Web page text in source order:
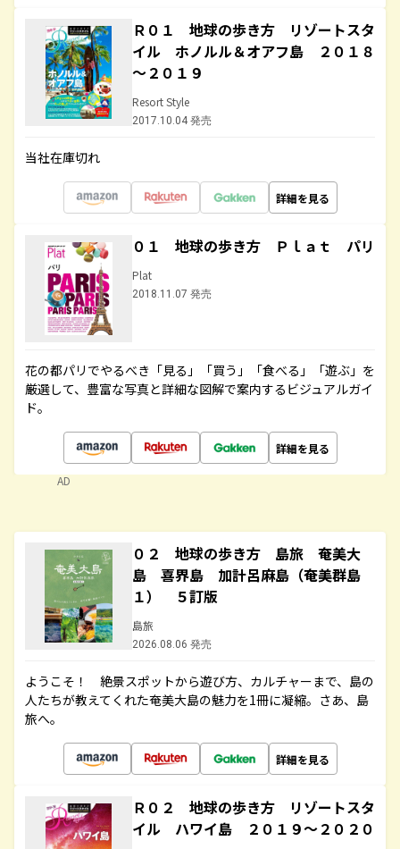
Ｒ０１ 地球の歩き方 リゾートスタ
イル ホノルル＆オアフ島 ２０１８
～２０１９
Resort Style
2017.10.04 発売
当社在庫切れ
詳細を見る
０１ 地球の歩き方 Ｐｌａｔ パリ
Plat
2018.11.07 発売
花の都パリでやるべき「見る」「買う」「食べる」「遊ぶ」を
厳選して、豊富な写真と詳細な図解で案内するビジュアルガイ
ド。
詳細を見る
AD
０２ 地球の歩き方 島旅 奄美大
島 喜界島 加計呂麻島（奄美群島
１） ５訂版
島旅
2026.08.06 発売
ようこそ！ 絶景スポットから遊び方、カルチャーまで、島の
人たちが教えてくれた奄美大島の魅力を1冊に凝縮。さあ、島
旅へ。
詳細を見る
Ｒ０２ 地球の歩き方 リゾートスタ
イル ハワイ島 ２０１９～２０２０